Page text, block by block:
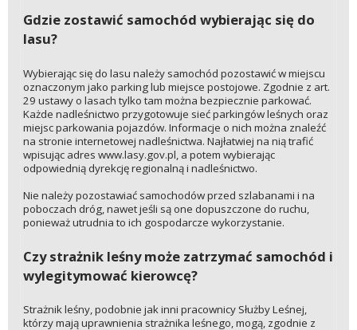
Gdzie zostawić samochód wybierając się do
lasu?
Wybierając się do lasu należy samochód pozostawić w miejscu
oznaczonym jako parking lub miejsce postojowe. Zgodnie z art.
29 ustawy o lasach tylko tam można bezpiecznie parkować.
Każde nadleśnictwo przygotowuje sieć parkingów leśnych oraz
miejsc parkowania pojazdów. Informacje o nich można znaleźć
na stronie internetowej nadleśnictwa. Najłatwiej na nią trafić
wpisując adres www.lasy.gov.pl, a potem wybierając
odpowiednią dyrekcję regionalną i nadleśnictwo.
Nie należy pozostawiać samochodów przed szlabanami i na
poboczach dróg, nawet jeśli są one dopuszczone do ruchu,
ponieważ utrudnia to ich gospodarcze wykorzystanie.
Czy strażnik leśny może zatrzymać samochód i
wylegitymować kierowcę?
Strażnik leśny, podobnie jak inni pracownicy Służby Leśnej,
którzy mają uprawnienia strażnika leśnego, mogą, zgodnie z